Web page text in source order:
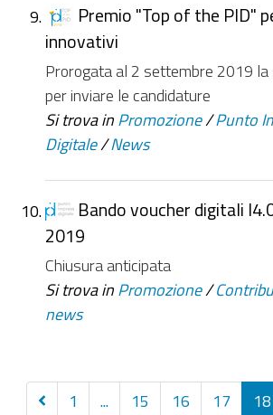
Premio "Top of the PID"
innovativi
Prorogata al 2 settembre 2019 la
per inviare le candidature
Si trova in Promozione /Punto
Digitale /News
Bando voucher digitali
2019
Chiusura anticipata
Si trova in Promozione /
news
Precedenti
1 15 16 17 18